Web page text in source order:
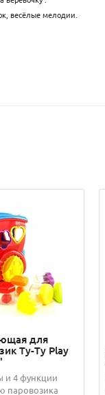
весёлые мелодии.
для
Ту-Ту Play
и 4 функции
паровозика